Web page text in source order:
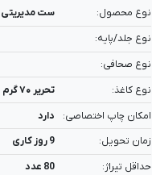
نوع محصول:
ست مدیریتی
نوع جلد/پایه:
نوع صحافی:
نوع کاغذ:
تحریر ۷۰ گرم
امکان چاپ اختصاصی:
دارد
زمان تحویل:
9 روز کاری
حداقل تیراژ:
80 عدد